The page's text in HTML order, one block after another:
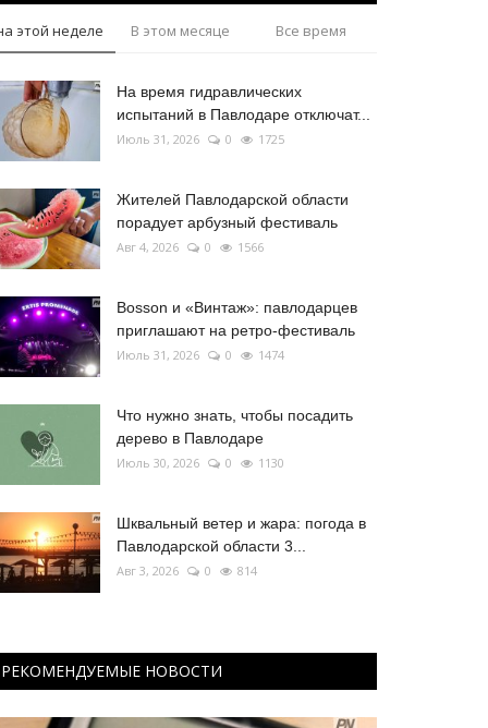
этой неделе В этом месяце Все время
На время гидравлических
испытаний в Павлодаре отключат...
Июль 31, 2026 0 1725
Жителей Павлодарской области
порадует арбузный фестиваль
Авг 4, 2026 0 1566
Bosson и «Винтаж»: павлодарцев
приглашают на ретро-фестиваль
Июль 31, 2026 0 1474
Что нужно знать, чтобы посадить
дерево в Павлодаре
Июль 30, 2026 0 1130
Шквальный ветер и жара: погода в
Павлодарской области 3...
Авг 3, 2026 0 814
РЕКОМЕНДУЕМЫЕ НОВОСТИ